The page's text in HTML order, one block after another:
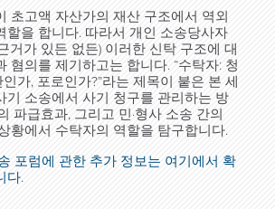
초고액 자산가의 재산 구조에서 역외
할을 합니다. 따라서 개인 소송당사자
거가 있든 없든) 이러한 신탁 구조에 대
혐의를 제기하고는 합니다. “수탁자: 청
가, 포로인가?”라는 제목이 붙은 본 세
기 소송에서 사기 청구를 관리하는 방
파급효과, 그리고 민·형사 소송 간의
황에서 수탁자의 역할을 탐구합니다.
포럼에 관한 추가 정보는 여기에서 확
다.